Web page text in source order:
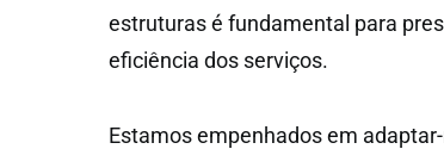
estruturas é fundamental para
eficiência dos serviços.
Estamos empenhados em